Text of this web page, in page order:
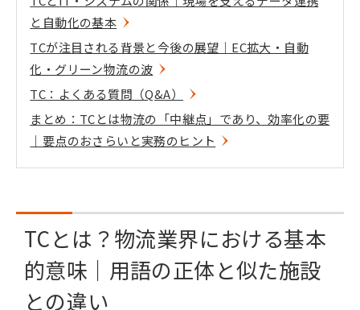
と自動化の基本
TCが注目される背景と今後の展望｜EC拡大・自動
化・グリーン物流の波
TC：よくある質問（Q&A）
まとめ：TCとは物流の「中継点」であり、効率化の要
｜要点のおさらいと実務のヒント
TCとは？物流業界における基本
的意味｜用語の正体と似た施設
との違い